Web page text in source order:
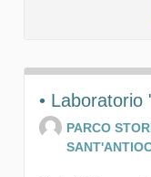
• Laboratorio
PARCO